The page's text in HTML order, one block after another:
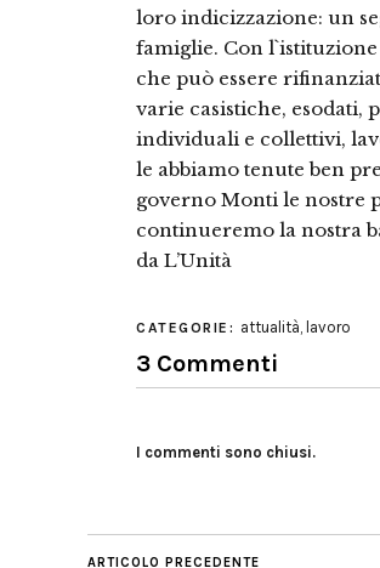
loro indicizzazione: un
famiglie. Con
che può essere
varie casistiche,
individuali e collettivi,
le abbiamo tenute ben
governo Monti le nostre
continueremo la nostra
da L’Unità
CATEGORIE: attualità, lavoro
3 Commenti
I commenti sono chiusi.
ARTICOLO PRECEDENTE